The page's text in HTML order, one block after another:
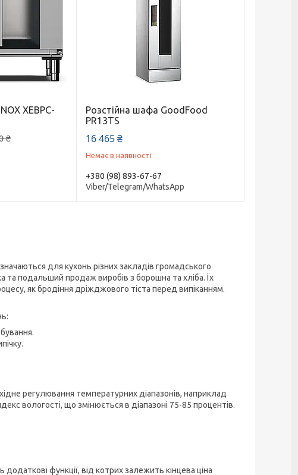
XEBPC-
₴
Розстійна шафа GoodFood
PR13TS
16 465 ₴
Немає в наявності
+380 (98) 893-67-67
Viber/Telegram/WhatsApp
для кухонь різних закладів громадського
та подальший продаж виробів з борошна та хліба. Їх
як бродіння дріжджового тіста перед випіканням.
регулювання температурних діапазонів, наприклад
вологості, що змінюється в діапазоні 75-85 процентів.
функції, від котрих залежить кінцева ціна